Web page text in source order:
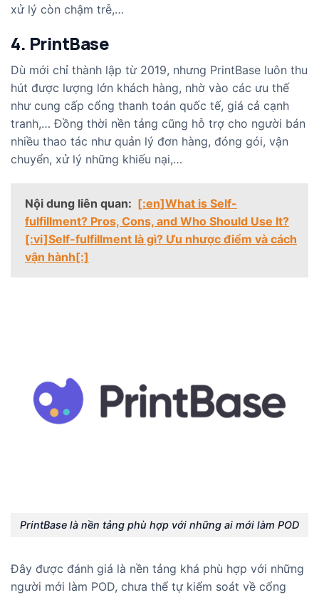
xử lý còn chậm trễ,…
4. PrintBase
Dù mới chỉ thành lập từ 2019, nhưng PrintBase luôn thu
hút được lượng lớn khách hàng, nhờ vào các ưu thế
như cung cấp cổng thanh toán quốc tế, giá cả cạnh
tranh,… Đồng thời nền tảng cũng hỗ trợ cho người bán
nhiều thao tác như quản lý đơn hàng, đóng gói, vận
chuyển, xử lý những khiếu nại,…
Nội dung liên quan: [:en]What is Self-
fulfillment? Pros, Cons, and Who Should Use It?
[:vi]Self-fulfillment là gì? Ưu nhược điểm và cách
vận hành[:]
PrintBase là nền tảng phù hợp với những ai mới làm POD
Đây được đánh giá là nền tảng khá phù hợp với những
người mới làm POD, chưa thể tự kiểm soát về cổng